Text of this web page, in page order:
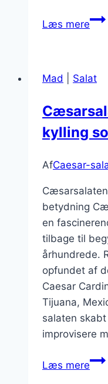
Læs mere
Mad Salat
kylling
AfCaesar-
betydning
en
tilbage til
århundrede.
opfundet af
Caesar
Tijuana,
salaten
improvisere
Læs mere